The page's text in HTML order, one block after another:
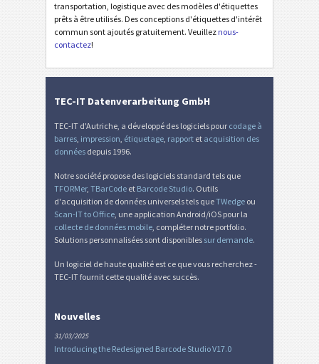
D Diverse
transportation, logistique avec des modèles d'étiquettes
prêts à être utilisés. Des conceptions d'étiquettes d'intérêt
commun sont ajoutés gratuitement. Veuillez nous-
contactez!
TEC-IT Datenverarbeitung GmbH
TEC-IT d'Autriche, a développé des logiciels pour codage à
barres, impression, étiquetage, rapport et acquisition des
données depuis 1996.
Notre société propose des logiciels standard tels que
TFORMer, TBarCode et Barcode Studio. Outils
d'acquisition de données universels tels queTWedge ou
Scan-IT to Office, une application Android/iOS pour la
collecte de données mobile, compléter notre portfolio.
Solutions personnalisées sont disponibles sur demande.
Un logiciel de haute qualité est ce que vous recherchez -
TEC-IT fournit cette qualité avec succès.
Nouvelles
31/03/2025
Introducing the Redesigned Barcode Studio V17.0